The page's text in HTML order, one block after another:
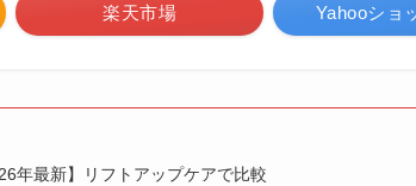
楽天市場 Yahooショ
年最新】リフトアップケアで比較